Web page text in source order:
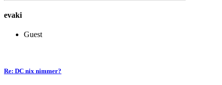
evaki
Guest
Re: DC nix nimmer?